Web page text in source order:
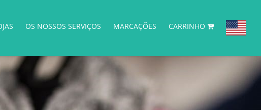
OS NOSSOS SERVIÇOS MARCAÇÕES CARRINHO